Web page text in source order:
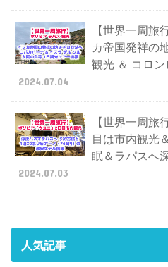
【世界一周旅
カ帝国発祥の
観光 ＆ コロ
2024.07.04
【世界一周旅
目は市内観光
眠＆ラパスへ
2024.07.03
人気記事